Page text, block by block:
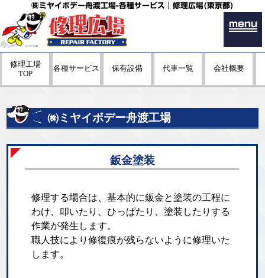
㈱ミヤイボデー舟渡工場-各種サービス｜修理広場(東京都)
menu
修理工場
TOP
各種サービス 保有設備 代車一覧 会社概要
㈱ミヤイボデー舟渡工場
鈑金塗装
修理する場合は、基本的に鈑金と塗装の工程に
わけ、叩いたり、ひっぱたり、塗装したりする
作業が発生します。
職人技により修復痕が残らないように修理いた
します。